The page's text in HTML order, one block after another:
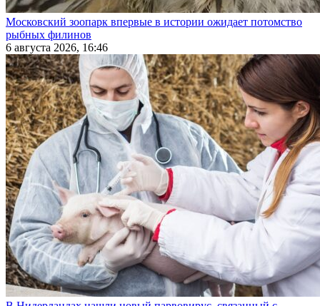
Московский зоопарк впервые в истории ожидает потомство
рыбных филинов
6 августа 2026, 16:46